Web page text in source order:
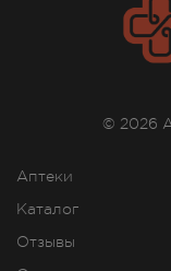
Аптеки
Каталог
Отзывы
© 2026